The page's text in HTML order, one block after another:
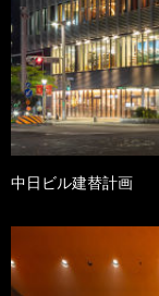
中日ビル建替計画